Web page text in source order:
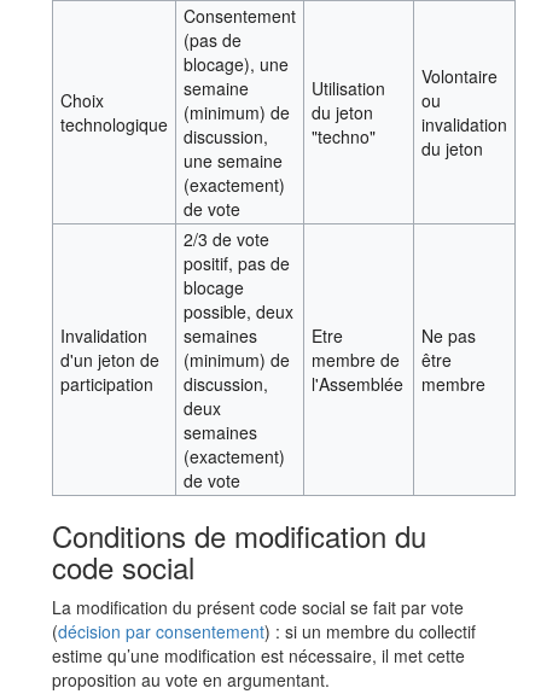
Choix
technologique
Consentement
(pas de
blocage), une
semaine
(minimum) de
discussion,
une semaine
(exactement)
de vote
Utilisation
du jeton
"techno"
Volontaire
ou
invalidation
du jeton
Invalidation
d'un jeton de
participation
2/3 de vote
positif, pas de
blocage
possible, deux
semaines
(minimum) de
discussion,
deux
semaines
(exactement)
de vote
Etre
membre de
l'Assemblée
Ne pas
être
membre
Conditions de modification du
code social
La modification du présent code social se fait par vote
(décision par consentement) : si un membre du collectif
estime qu’une modification est nécessaire, il met cette
proposition au vote en argumentant.